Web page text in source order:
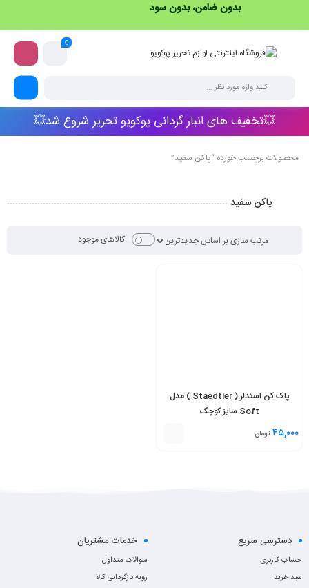
بدون ضامن، بدون سود
0
💥تخفیف های انبار گردانی پوکویو تحریر شروع شد💥
محصولات برچسب خورده “پاکن سفید”
پاکن سفید
کالاهای موجود
پاک کن استدلر ( Staedtler ) مدل
Soft سایز کوچک
۴۵,۰۰۰ تومان
دسترسی سریع
حساب کاربری
سبد خرید
خدمات مشتریان
سوالات متداول
رویه بازگردانی کالا